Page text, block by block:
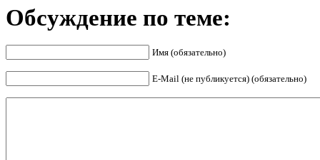
Обсуждение по теме:
Имя (обязательно)
E-Mail (не публикуется) (обязательно)